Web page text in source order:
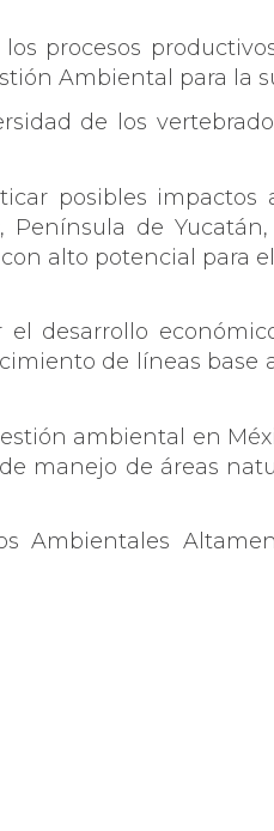
procesos
Ambiental para la
de los
posibles
de
alto potencial para
desarrollo
de líneas base
ambiental en
manejo de áreas